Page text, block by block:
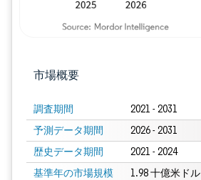
市場概要
調査期間 2021 - 2031
予測データ期間 2026 - 2031
歴史データ期間 2021 - 2024
基準年の市場規模
1.98 十億米ドル